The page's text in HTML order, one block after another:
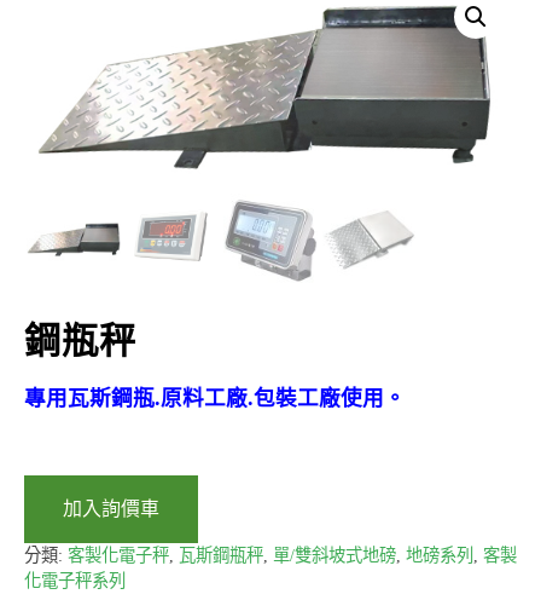
鋼瓶秤
專用 瓦斯鋼瓶.原料工廠.包裝工廠使用 。
加入詢價車
分類: 客製化電子秤, 瓦斯鋼瓶秤, 單/雙斜坡式地磅, 地磅系列 , 客製
化電子秤系列